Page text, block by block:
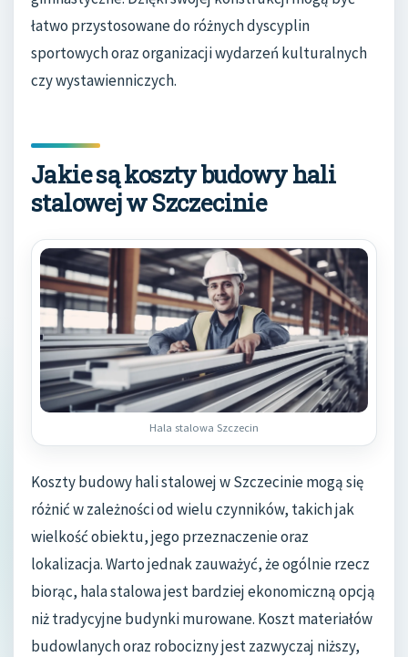
łatwo przystosowane do różnych dyscyplin
sportowych oraz organizacji wydarzeń kulturalnych
czy wystawienniczych.
Jakie są koszty budowy hali
stalowej w Szczecinie
Hala stalowa Szczecin
Koszty budowy hali stalowej w Szczecinie mogą się
różnić w zależności od wielu czynników, takich jak
wielkość obiektu, jego przeznaczenie oraz
lokalizacja. Warto jednak zauważyć, że ogólnie rzecz
biorąc, hala stalowa jest bardziej ekonomiczną opcją
niż tradycyjne budynki murowane. Koszt materiałów
budowlanych oraz robocizny jest zazwyczaj niższy,